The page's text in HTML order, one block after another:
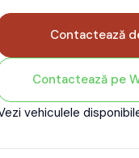
Contactează
Contactează pe
vehiculele